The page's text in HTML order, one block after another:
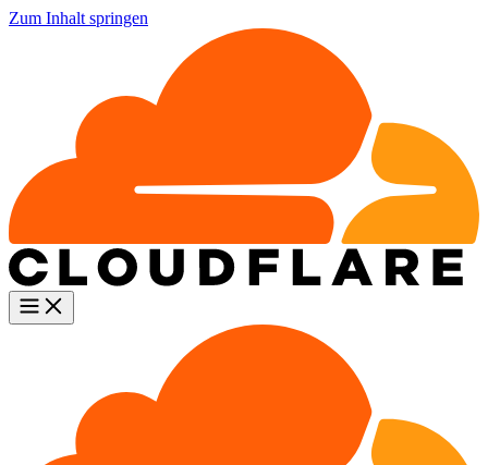
Zum Inhalt springen